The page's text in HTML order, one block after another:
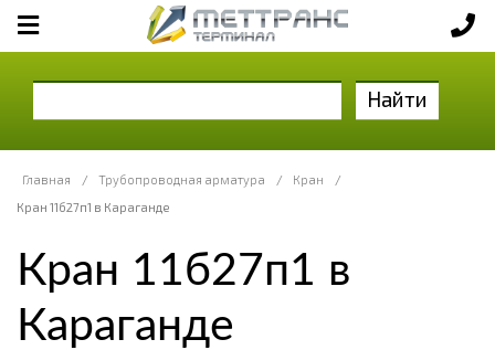
Найти
Главная / Трубопроводная арматура / Кран
/
Кран 11б27п1 в Караганде
Кран 11б27п1 в
Караганде